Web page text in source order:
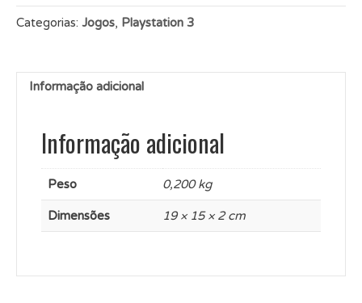
Anéis
quantidade
Categorias: Jogos, Playstation 3
Informação adicional
Informação adicional
Peso 0,200 kg
Dimensões 19 × 15 × 2 cm